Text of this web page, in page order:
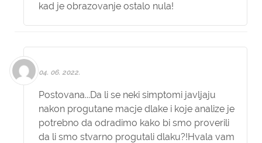
kad je obrazovanje ostalo nula!
04. 06. 2022.
Postovana...Da li se neki simptomi javljaju
nakon progutane macje dlake i koje analize je
potrebno da odradimo kako bi smo proverili
da li smo stvarno progutali dlaku?!Hvala vam